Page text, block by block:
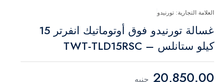
العلامة التجارية: تورنيدو
غسالة تورنيدو فوق أوتوماتيك انفرتر 15
كيلو ستانلس – TWT-TLD15RSC
20,850.00 جنيه